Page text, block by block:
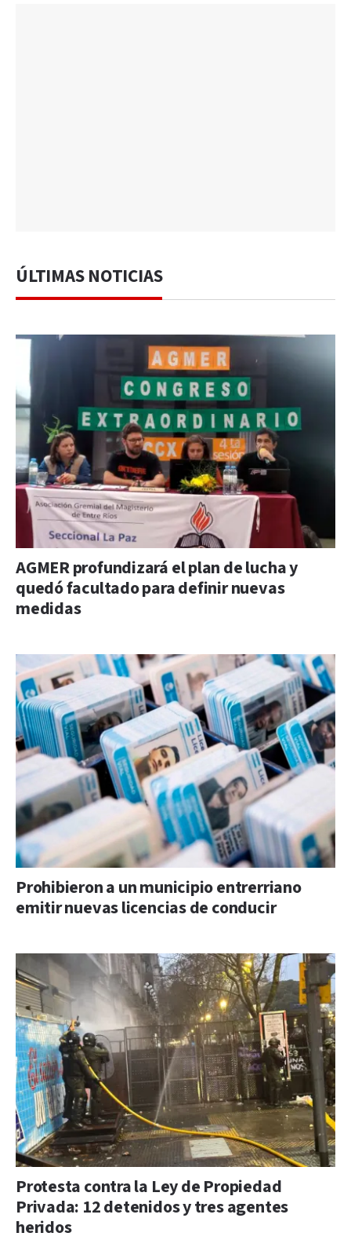
ÚLTIMAS NOTICIAS
AGMER profundizará el plan de lucha y
quedó facultado para definir nuevas
medidas
Prohibieron a un municipio entrerriano
emitir nuevas licencias de conducir
Protesta contra la Ley de Propiedad
Privada: 12 detenidos y tres agentes
heridos